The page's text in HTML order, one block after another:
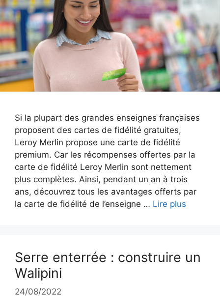
Si la plupart des grandes enseignes françaises
proposent des cartes de fidélité gratuites,
Leroy Merlin propose une carte de fidélité
premium. Car les récompenses offertes par la
carte de fidélité Leroy Merlin sont nettement
plus complètes. Ainsi, pendant un an à trois
ans, découvrez tous les avantages offerts par
la carte de fidélité de l’enseigne … Lire plus
Serre enterrée : construire un
Walipini
24/08/2022